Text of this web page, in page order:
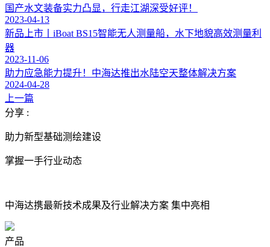
国产水文装备实力凸显，行走江湖深受好评！
2023-04-13
新品上市丨iBoat BS15智能无人测量船，水下地貌高效测量利
器
2023-11-06
助力应急能力提升！中海达推出水陆空天整体解决方案
2024-04-28
上一篇
分享 :
助力新型基础测绘建设
掌握一手行业动态
中海达携最新技术成果及行业解决方案 集中亮相
产品